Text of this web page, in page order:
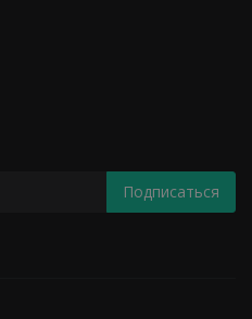
Подписаться